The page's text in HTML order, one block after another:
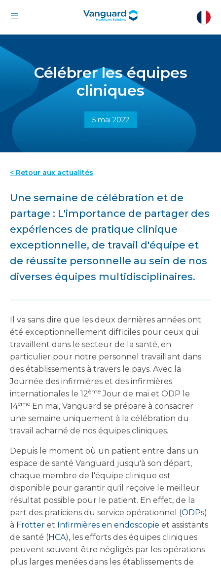
Célébrer les équipes
cliniques
5 mai 2022
< Retour aux actualités
Une semaine de célébration et de
partage : L'importance de partager des
expériences de pratique clinique
exceptionnelle, de travail d'équipe et
de réussite personnelle au sein de nos
diverses équipes multidisciplinaires.
Il va sans dire que les deux dernières années ont
été exceptionnellement difficiles pour ceux qui
travaillent dans le secteur de la santé, en
particulier pour notre personnel travaillant dans
des établissements à travers le pays. Avec la
Journée des infirmières et des infirmières
internationales le 12ème Jour de mai et ODP le
14ème En mai, Vanguard se prépare à consacrer
une semaine uniquement à la célébration du
travail acharné de nos équipes cliniques.
Depuis le moment où un patient entre dans un
espace de santé Vanguard jusqu'à son départ,
chaque membre de l'équipe clinique est
disponible pour garantir qu'il reçoive le meilleur
résultat possible pour le patient. En effet, de la
part des praticiens du service opérationnel (ODPs)
à Frotter et Infirmières en endoscopie et assistants
de santé (HCA), les efforts des équipes cliniques
peuvent souvent être négligés par les opérations
plus larges menées dans les établissements de